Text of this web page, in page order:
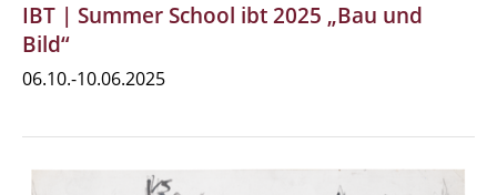
IBT | Summer School ibt 2025 „Bau und
Bild“
06.10.-10.06.2025